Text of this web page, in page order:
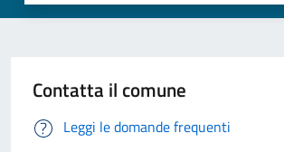
Contatta il comune
Leggi le domande frequenti